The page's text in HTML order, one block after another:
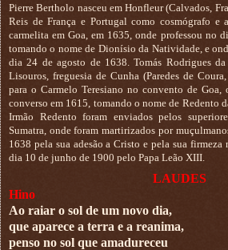
Pierre Bertholo nasceu em Honfleur (Calvados,
Reis de França e Portugal como cosmógrafo e
carmelita em Goa, em 1635, onde professou no
tomando o nome de Dionísio da Natividade, e
dia 24 de agosto de 1638. Tomás Rodrigues
Lisouros, freguesia de Cunha (Paredes de
para o Carmelo Teresiano no convento de Goa,
converso em 1615, tomando o nome de Redento
Irmão Redento foram enviados pelos
Sumatra, onde foram martirizados por
1638 pela sua adesão a Cristo e pela sua firmeza
dia 10 de junho de 1900 pelo Papa Leão XIII.
LAUDES
Hino
Ao raiar o sol de um novo dia,
que aparece a terra e a reanima,
penso no sol que amadureceu